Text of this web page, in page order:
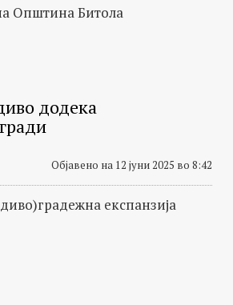
Општина Битола
додека
Објавено на 12 јуни 2025 во 8:42
експанзија